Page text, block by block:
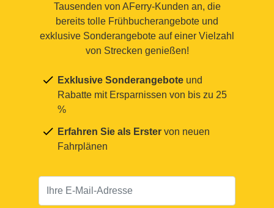
Tausenden von AFerry-Kunden an, die
bereits tolle Frühbucherangebote und
exklusive Sonderangebote auf einer Vielzahl
von Strecken genießen!
Exklusive Sonderangebote und
Rabatte mit Ersparnissen von bis zu 25
%
Erfahren Sie als Erster von neuen
Fahrplänen